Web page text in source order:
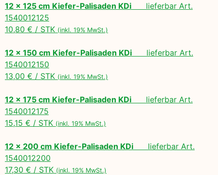
12 x 125 cm Kiefer-Palisaden KDi lieferbar Art.
1540012125
10,80 € / STK (inkl. 19% MwSt.)
12 x 150 cm Kiefer-Palisaden KDi lieferbar Art.
1540012150
13,00 € / STK (inkl. 19% MwSt.)
12 x 175 cm Kiefer-Palisaden KDi lieferbar Art.
1540012175
15,15 € / STK (inkl. 19% MwSt.)
12 x 200 cm Kiefer-Palisaden KDi lieferbar Art.
1540012200
17,30 € / STK (inkl. 19% MwSt.)